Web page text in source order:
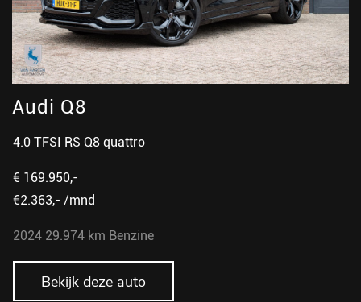
Audi Q8
4.0 TFSI RS Q8 quattro
€ 169.950,-
€2.363,- /mnd
2024 29.974 km Benzine
Bekijk deze auto